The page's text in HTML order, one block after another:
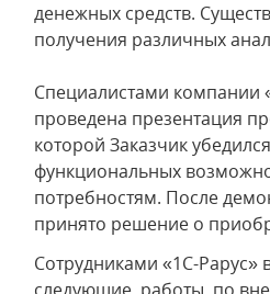
денежных средств.
получения различных
Специалистами компании
проведена презентация
которой Заказчик
функциональных
потребностям. После
принято решение о
Сотрудниками «1С-Рарус»